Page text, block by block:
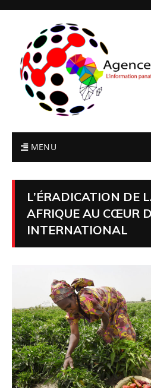
MENU
L’ÉRADICATION DE
AFRIQUE AU CŒUR
INTERNATIONAL